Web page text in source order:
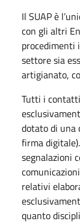
Il SUAP è
con gli altri
procedimenti
settore sia
artigianato,
Tutti i
dotato di una
firma
segnalazioni
relativi
quanto